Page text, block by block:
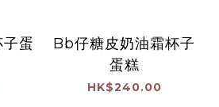
蛋
Bb仔糖皮奶油霜杯子
蛋糕
HK$240.00